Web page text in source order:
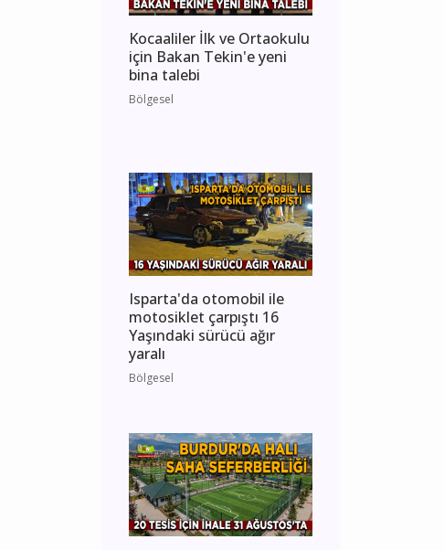
Kocaaliler İlk ve Ortaokulu
için Bakan Tekin'e yeni
bina talebi
Bölgesel
Isparta'da otomobil ile
motosiklet çarpıştı 16
Yaşındaki sürücü ağır
yaralı
Bölgesel